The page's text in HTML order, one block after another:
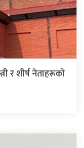
र शीर्ष नेताहरूको